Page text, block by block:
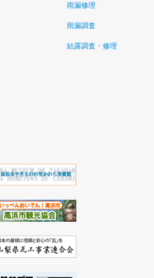
雨漏修理
雨漏調査
結露調査・修理